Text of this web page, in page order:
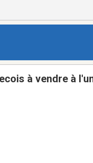
à vendre à